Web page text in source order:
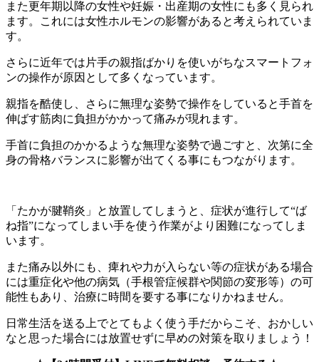
また更年期以降の女性や妊娠・出産期の女性にも多く見られ
ます。これには女性ホルモンの影響があると考えられていま
す。
さらに近年では片手の親指ばかりを使いがちなスマートフォ
ンの操作が原因として多くなっています。
親指を酷使し、さらに無理な姿勢で操作をしていると手首を
伸ばす筋肉に負担がかかって痛みが現れます。
手首に負担のかかるような無理な姿勢で過ごすと、次第に全
身の骨格バランスに影響が出てくる事にもつながります。
「たかが腱鞘炎」と放置してしまうと、症状が進行して“ば
ね指”になってしまい手を使う作業がより困難になってしま
います。
また痛み以外にも、痺れや力が入らない等の症状がある場合
には重症化や他の病気（手根管症候群や関節の変形等）の可
能性もあり、治療に時間を要する事になりかねません。
日常生活を送る上でとてもよく使う手だからこそ、おかしい
なと思った場合には放置せずに早めの対策を取りましょう！